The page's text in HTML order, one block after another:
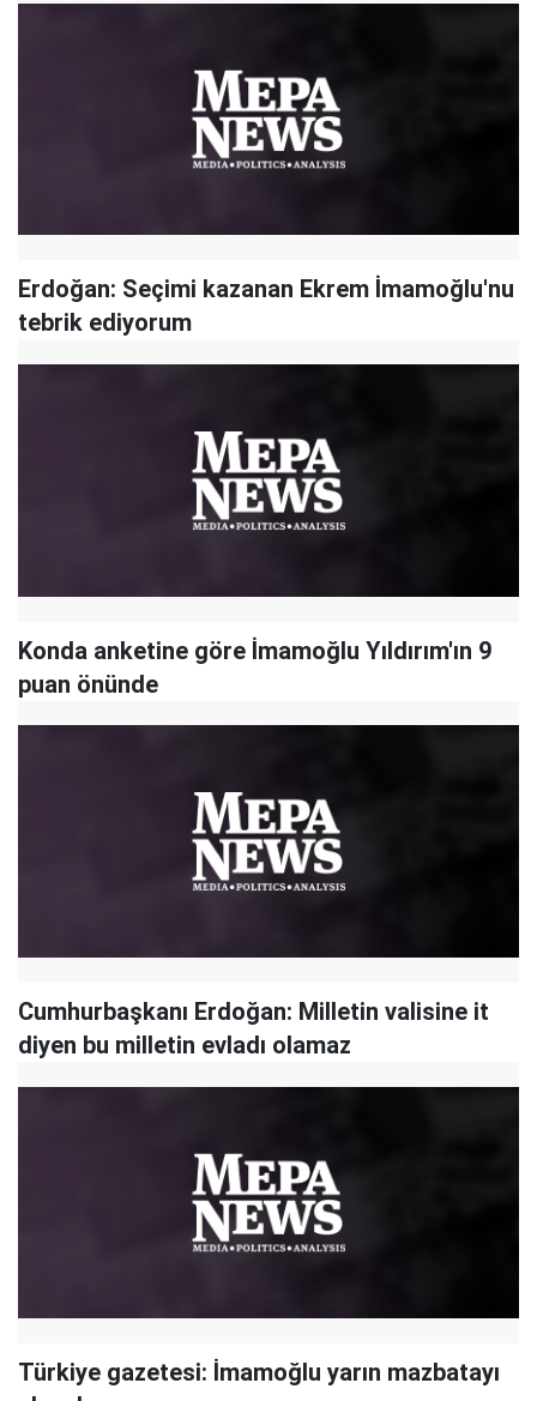
Erdoğan: Seçimi kazanan Ekrem İmamoğlu'nu
tebrik ediyorum
Konda anketine göre İmamoğlu Yıldırım'ın 9
puan önünde
Cumhurbaşkanı Erdoğan: Milletin valisine it
diyen bu milletin evladı olamaz
Türkiye gazetesi: İmamoğlu yarın mazbatayı